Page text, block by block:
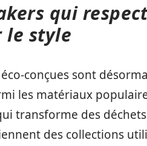
qui
le style
conçues sont
les matériaux
transforme des
des collections